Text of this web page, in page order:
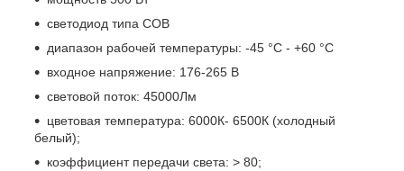
светодиод типа COB
диапазон рабочей температуры: -45 °C - +60 °C
входное напряжение: 176-265 В
световой поток: 45000Лм
цветовая температура: 6000К- 6500К (холодный
белый);
коэффициент передачи света: > 80;